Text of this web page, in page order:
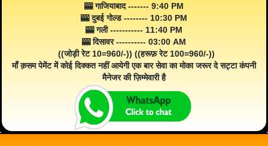
🎰 गाजियाबाद ------- 9:40 PM
🎰 दुबई गोल्ड -------- 10:30 PM
🎰 गली ----------- 11:40 PM
🎰 दिसावर ---------- 03:00 AM
((जोड़ी रेट 10=960/-)) ((हरूफ़ रेट 100=960/-))
माँ क़सम पेमेंट में कोई दिक्कत नहीं आयेगी एक बार सेवा का मोका जरूर दे सट्टा कंपनी
मैनेजर की ज़िम्मेवारी है